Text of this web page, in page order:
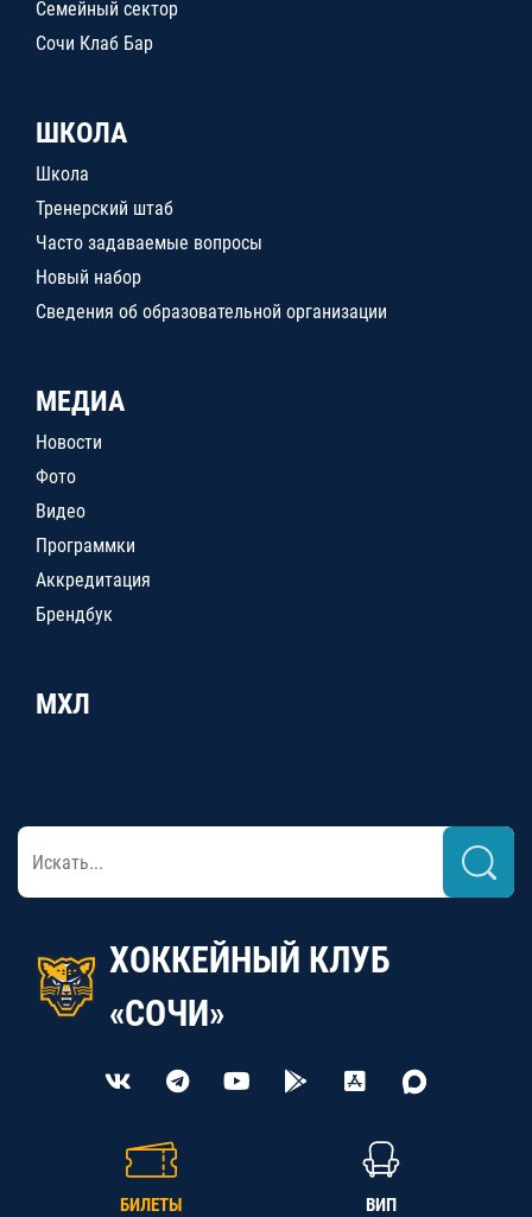
Семейный сектор
Сочи Клаб Бар
ШКОЛА
Школа
Тренерский штаб
Часто задаваемые вопросы
Новый набор
Сведения об образовательной организации
МЕДИА
Новости
Фото
Видео
Программки
Аккредитация
Брендбук
МХЛ
ХОККЕЙНЫЙ КЛУБ
«СОЧИ»
БИЛЕТЫ ВИП